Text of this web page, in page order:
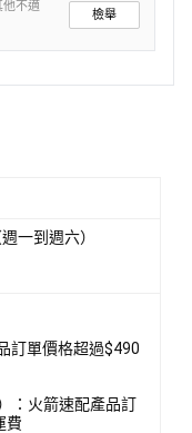
他不適
檢舉
一到週六）
訂單價格超過$490
：火箭速配產品訂
費